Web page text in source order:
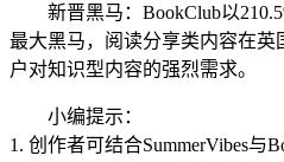
新晋黑马：BookClub以
最大黑马，阅读分享类内容在英
户对知识型内容的强烈需求。
小编提示：
1. 创作者可结合SummerVibes与